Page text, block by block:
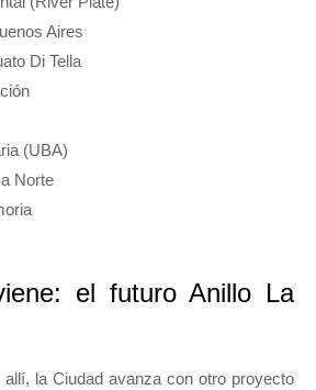
Aires
Di Tella
(UBA)
Norte
el futuro Anillo La
la Ciudad avanza con otro proyecto